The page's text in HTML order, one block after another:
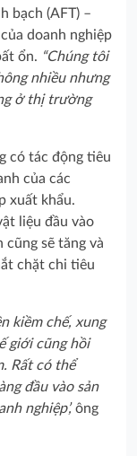
bạch (AFT) –
doanh nghiệp
ổn. “Chúng tôi
nhiều nhưng
ở thị trường
có tác động tiêu
của các
xuất khẩu.
liệu đầu vào
cũng sẽ tăng và
chặt chi tiêu
kiềm chế, xung
giới cũng hồi
Rất có thể
đầu vào sản
nghiệp’,ông